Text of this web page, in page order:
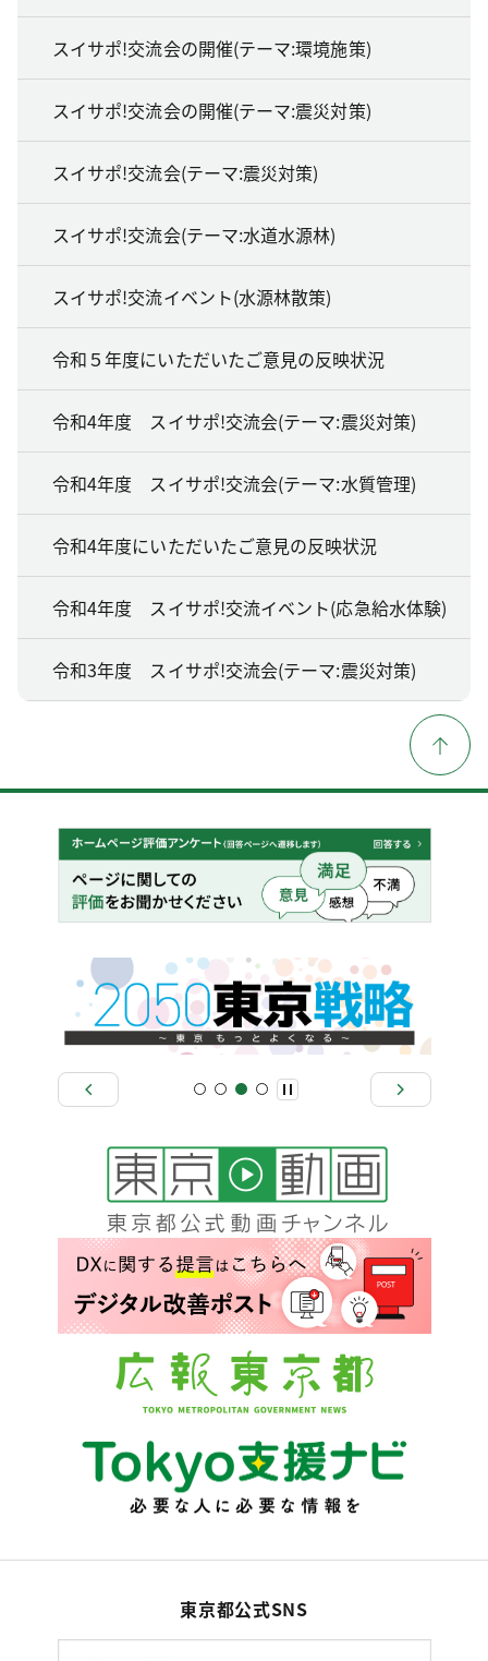
スイサポ!交流会の開催(テーマ:環境施策)
スイサポ!交流会の開催(テーマ:震災対策)
スイサポ!交流会(テーマ:震災対策)
スイサポ!交流会(テーマ:水道水源林)
スイサポ!交流イベント(水源林散策)
令和５年度にいただいたご意見の反映状況
令和4年度 スイサポ!交流会(テーマ:震災対策)
令和4年度 スイサポ!交流会(テーマ:水質管理)
令和4年度にいただいたご意見の反映状況
令和4年度 スイサポ!交流イベント(応急給水体験)
令和3年度 スイサポ!交流会(テーマ:震災対策)
東京都公式SNS